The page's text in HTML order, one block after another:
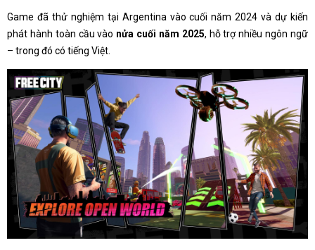
Game đã thử nghiệm tại Argentina vào cuối năm 2024 và dự kiến
phát hành toàn cầu vào nửa cuối năm 2025, hỗ trợ nhiều ngôn ngữ
– trong đó có tiếng Việt.